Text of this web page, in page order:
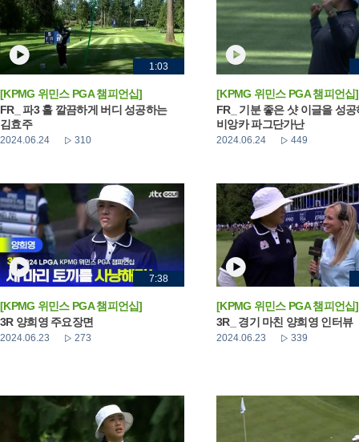
1:03
[KPMG 위민스 PGA 챔피언십]
FR_ 파3 홀 깔끔하게 버디 성공하는
김효주
2024.06.24 310
[KPMG 위민스 PGA 챔피언십]
FR_ 기분 좋은 샷 이글을 성공
비앙카 파그단가난
2024.06.24 449
7:38
[KPMG 위민스 PGA 챔피언십]
3R 양희영 주요장면
2024.06.23 273
[KPMG 위민스 PGA 챔피언십]
3R_ 경기 마친 양희영 인터뷰
2024.06.23 339